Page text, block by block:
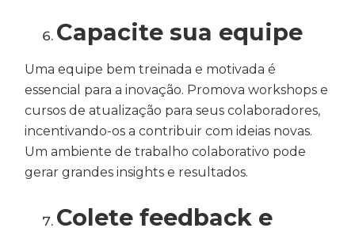
Capacite sua equipe
Uma equipe bem treinada e motivada é
essencial para a inovação. Promova workshops e
cursos de atualização para seus colaboradores,
incentivando-os a contribuir com ideias novas.
Um ambiente de trabalho colaborativo pode
gerar grandes insights e resultados.
Colete feedback e